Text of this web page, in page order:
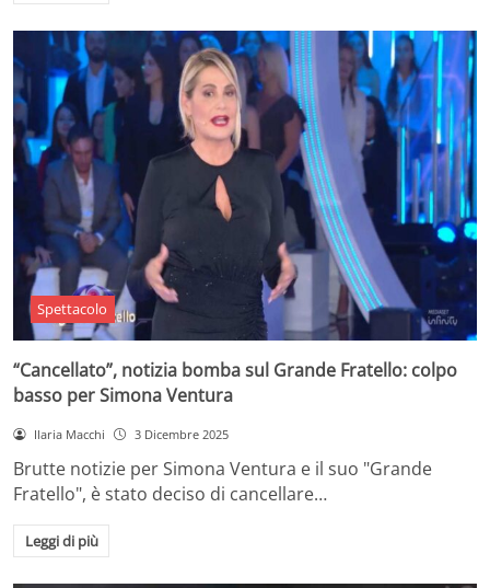
Spettacolo
“Cancellato”, notizia bomba sul Grande Fratello: colpo
basso per Simona Ventura
Ilaria Macchi 3 Dicembre 2025
Brutte notizie per Simona Ventura e il suo "Grande
Fratello", è stato deciso di cancellare…
Leggi di più